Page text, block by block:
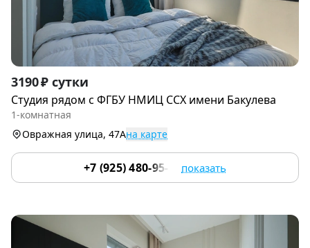
Item
1
of
3190 ₽ сутки
Студия рядoм с ФГБУ НМИЦ ССХ имени Бакулева
1-комнатная
Овражная улица, 47Ана карте
+7 (925) 480-95-17 показать